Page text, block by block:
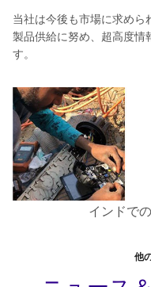
当社は今後も市場に求めら
製品供給に努め、超高度情
す。
インドで
他